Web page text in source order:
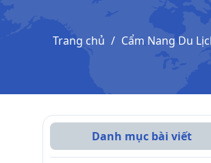
Trang chủ Cẩm Nang Du
Danh mục bài viết